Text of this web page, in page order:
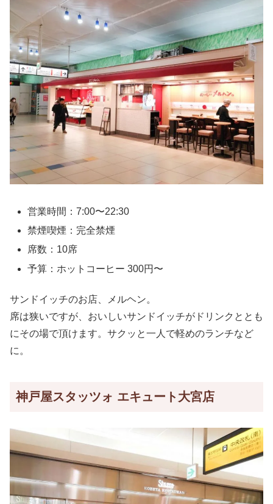
営業時間：7:00〜22:30
禁煙喫煙：完全禁煙
席数：10席
予算：ホットコーヒー 300円〜
サンドイッチのお店、メルヘン。
席は狭いですが、おいしいサンドイッチがドリンクととも
にその場で頂けます。サクッと一人で軽めのランチなど
に。
神戸屋スタッツォ エキュート大宮店